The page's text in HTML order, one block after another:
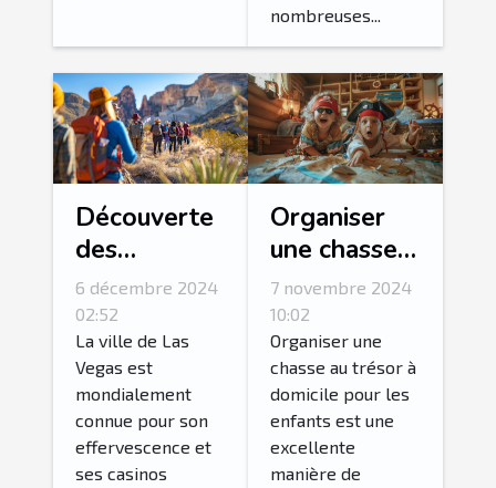
nombreuses...
Découverte
des
merveilles
naturelles
autour de
Las Vegas
en excursion
guidée
6 décembre 2024
02:52
La ville de Las
Vegas est
mondialement
connue pour son
effervescence et
ses casinos
Organiser
une chasse
au trésor
thématique
pour enfants
à domicile
7 novembre 2024
10:02
Organiser une
chasse au trésor à
domicile pour les
enfants est une
excellente
manière de